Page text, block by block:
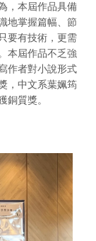
，本屆作品具備
地掌握篇幅、節
要有技術，更需
本屆作品不乏強
作者對小說形式
，中文系葉姵筠
銅質獎。